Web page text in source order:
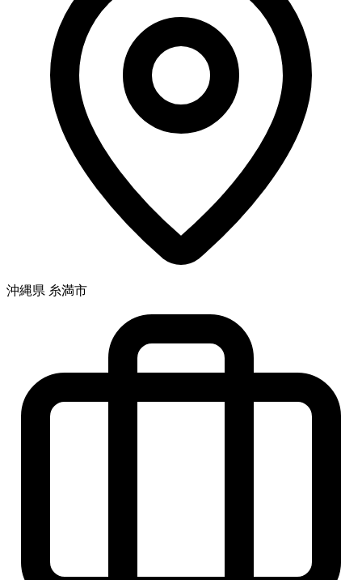
沖縄県 糸満市